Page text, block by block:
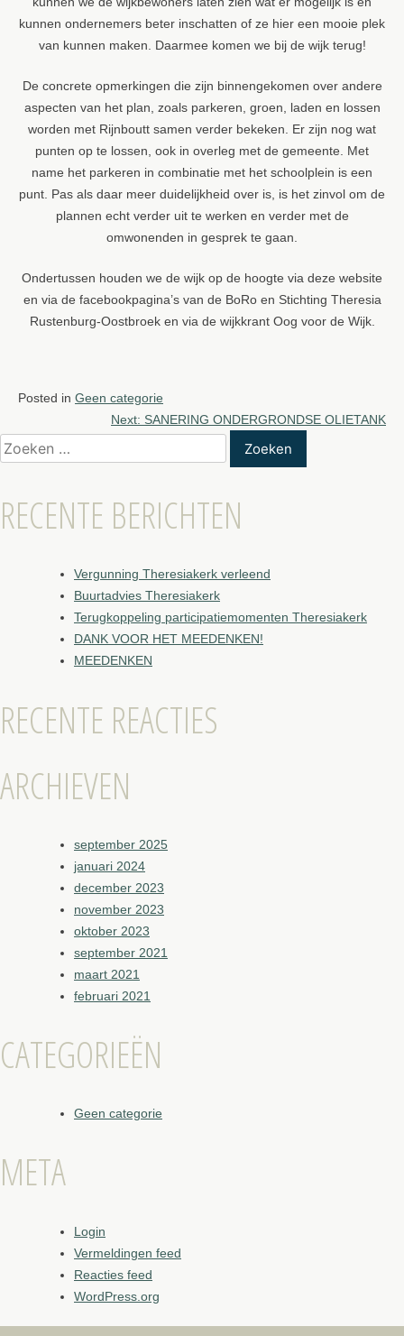
kunnen ondernemers beter inschatten of ze hier een mooie plek
van kunnen maken. Daarmee komen we bij de wijk terug!
De concrete opmerkingen die zijn binnengekomen over andere
aspecten van het plan, zoals parkeren, groen, laden en lossen
worden met Rijnboutt samen verder bekeken. Er zijn nog wat
punten op te lossen, ook in overleg met de gemeente. Met
name het parkeren in combinatie met het schoolplein is een
punt. Pas als daar meer duidelijkheid over is, is het zinvol om de
plannen echt verder uit te werken en verder met de
omwonenden in gesprek te gaan.
Ondertussen houden we de wijk op de hoogte via deze website
en via de facebookpagina’s van de BoRo en Stichting Theresia
Rustenburg-Oostbroek en via de wijkkrant Oog voor de Wijk.
Posted in Geen categorie
BERICHT
NAVIGATIE
Next: SANERING ONDERGRONDSE OLIETANK
Zoeken
naar:
RECENTE BERICHTEN
Vergunning Theresiakerk verleend
Buurtadvies Theresiakerk
Terugkoppeling participatiemomenten Theresiakerk
DANK VOOR HET MEEDENKEN!
MEEDENKEN
RECENTE REACTIES
ARCHIEVEN
september 2025
januari 2024
december 2023
november 2023
oktober 2023
september 2021
maart 2021
februari 2021
CATEGORIEËN
Geen categorie
META
Login
Vermeldingen feed
Reacties feed
WordPress.org